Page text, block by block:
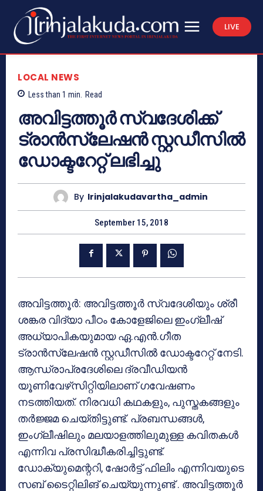
LIVE
LOCAL NEWS
Less than 1 min. Read
അവിട്ടത്തൂര്‍ സ്വദേശിക്ക്
ട്രാന്‍സ്ലേഷന്‍ സ്റ്റഡീസില്‍
ഡോക്ടറേറ്റ് ലഭിച്ചു
By Irinjalakudavartha_admin
September 15, 2018
അവിട്ടത്തൂര്‍: അവിട്ടത്തൂര്‍ സ്വദേശിയും ശ്രീ
ശങ്കര വിദ്യാ പീഠം കോളേജിലെ ഇംഗ്ലീഷ്
അധ്യാപികയുമായ ഏ.എന്‍.ഗീത
ട്രാന്‍സ്ലേഷന്‍ സ്റ്റഡീസില്‍ ഡോക്ടറേറ്റ് നേടി.
ആന്ധ്രാപ്രദേശിലെ ദ്രവീഡിയന്‍
യൂണിവേഴ്‌സിറ്റിയിലാണ് ഗവേഷണം
നടത്തിയത്. നിരവധി കഥകളും, പുസ്തകങ്ങളും
തര്‍ജ്ജമ ചെയ്തിട്ടുണ്ട്. പ്രബന്ധങ്ങള്‍,
ഇംഗ്ലീഷിലും മലയാളത്തിലുമുള്ള കവിതകള്‍
എന്നിവ പ്രസിദ്ധീകരിച്ചിട്ടുണ്ട്.
ഡോക്യുമെന്ററി, ഷോര്‍ട്ട് ഫിലിം എന്നിവയുടെ
സബ് ടൈറ്റിലിങ് ചെയ്യുന്നുണ്ട് . അവിട്ടത്തൂര്‍